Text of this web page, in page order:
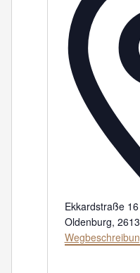
Ekkardstraße 16
Oldenburg,